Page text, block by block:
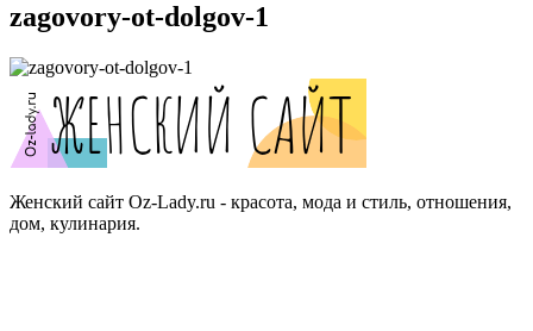
zagovory-ot-dolgov-1
Женский сайт Oz-Lady.ru - красота, мода и стиль, отношения,
дом, кулинария.